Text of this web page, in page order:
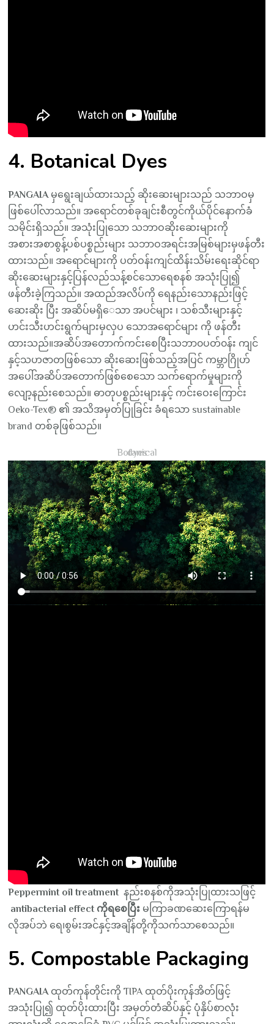
4. Botanical Dyes
PANGAIA မှရွေးချယ်ထားသည့် ဆိုးဆေးများသည် သဘာဝမှ
ဖြစ်ပေါ်လာသည်။ အရောင်တစ်ခုချင်းစီတွင်ကိုယ်ပိုင်နောက်ခံ
သမိုင်းရှိသည်။ အသုံးပြုသော သဘာဝဆိုးဆေးများကို
အစားအစာစွန့်ပစ်ပစ္စည်းများ သဘာဝအရင်းအမြစ်များမှဖန်တီး
ထားသည်။ အရောင်များကို ပတ်ဝန်းကျင်ထိန်းသိမ်းရေးဆိုင်ရာ
ဆိုးဆေးများနှင့်ပြန်လည်သန့်စင်သောရေစနစ် အသုံးပြု၍
ဖန်တီးခဲ့ကြသည်။ အထည်အလိပ်ကို ရေနည်းသောနည်းဖြင့်
ဆေးဆိုး ပြီး အဆိပ်မရှိေသာ အပင်များ ၊ သစ်သီးများနှင့်
ဟင်းသီးဟင်းရွက်များမှလှပ သောအရောင်များ ကို ဖန်တီး
ထားသည်။အဆိပ်အတောက်ကင်းစေပြီးသဘာ၀ပတ်၀န်း ကျင်
နှင့်သဟဇာတဖြစ်သော ဆိုးဆေးဖြစ်သည့်အပြင် ကမ္ဘာဂြိုဟ်
အပေါ်အဆိပ်အတောက်ဖြစ်စေသော သက်ရောက်မှုများကို
လျော့နည်းစေသည်။ ဓာတုပစ္စည်းများနှင့် ကင်းဝေးကြောင်း
Oeko-Tex® ၏ အသိအမှတ်ပြုခြင်း ခံရသော sustainable
brand တစ်ခုဖြစ်သည်။
Botanical dyes
Peppermint oil treatmentနည်းစနစ်ကိုအသုံးပြုထားသဖြင့်
antibacterial effect ကိုရစေပြီး မကြာခဏဆေးကြောရန်မ
လိုအပ်ဘဲ ရေ၊စွမ်းအင်နှင့်အချိန်တို့ကိုသက်သာစေသည်။
5. Compostable Packaging
PANGAIAထုတ်ကုန်တိုင်းကို TIPA ထုတ်ပိုးကုန်အိတ်ဖြင့်
အသုံးပြု၍ ထုတ်ပိုးထားပြီး အမှတ်တံဆိပ်နှင့် ပုံနှိပ်စာလုံး